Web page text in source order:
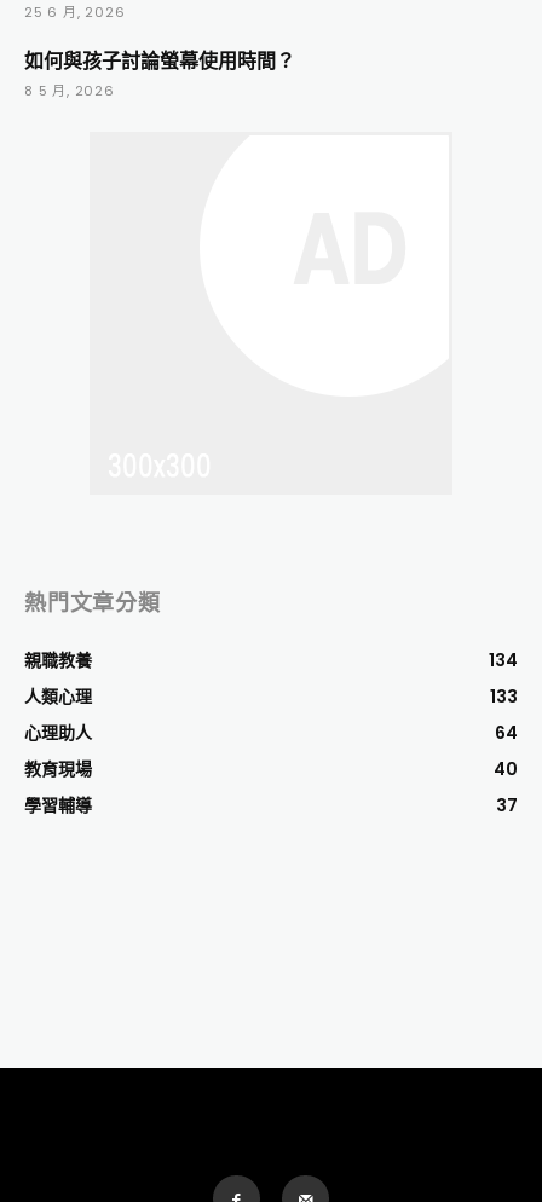
25 6 月, 2026
如何與孩子討論螢幕使用時間？
8 5 月, 2026
熱門文章分類
親職教養
134
人類心理
133
心理助人
64
教育現場
40
學習輔導
37